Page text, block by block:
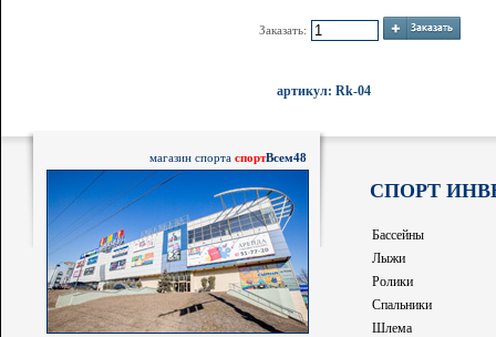
Заказать:
артикул: Rk-04
магазин спорта спортВсем48
СПОРТ
Бассейны
Лыжи
Ролики
Спальники
Шлема